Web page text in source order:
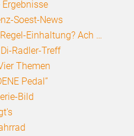
Ergebnisse
Soest-News
Regel-Einhaltung? Ach …
Di-Radler-Treff
Themen
Pedal”
Bild